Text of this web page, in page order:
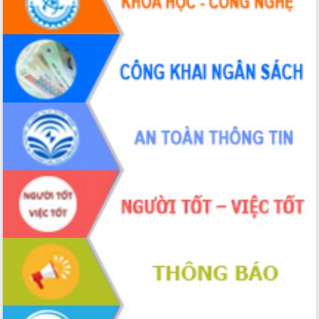
Hội thảo khoa học “Giải pháp thúc đẩy
phát triển nền kinh tế xanh tại tỉnh
Đắk Lắk”
Tăng cường giám sát, đôn đốc thực
hiện nhiệm vụ quản lý tài sản công
hàng tuần
Tháo gỡ những vướng mắc, đẩy mạnh
công tác cải cách thủ tục hành chính
tại Trung tâm Phục vụ hành chính
công tỉnh
Đắk Lắk: Tôn vinh 46 giải pháp tại Hội
thi Sáng tạo Kỹ thuật 2024 - 2025
Đắk Lắk rà soát, điều chỉnh Đề án 190
về phát triển nuôi trồng thủy sản
Phó Chủ tịch UBND tỉnh Đắk Lắk
Trương Công Thái kiểm tra thực địa
Dự án cao tốc Khánh Hòa - Buôn Ma
Thuột
Định vị cà phê Việt Nam như một “di
sản sống” trong dòng chảy toàn cầu